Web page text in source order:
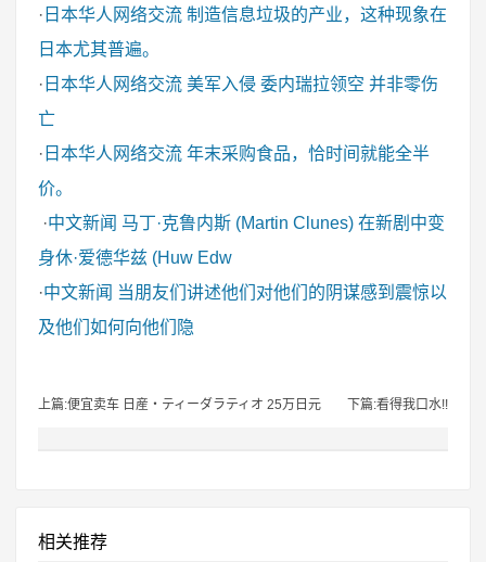
· 日本华人网络交流 制造信息垃圾的产业，这种现象在
日本尤其普遍。
· 日本华人网络交流 美军入侵 委内瑞拉领空 并非零伤
亡
· 日本华人网络交流 年末采购食品，恰时间就能全半
价。
·中文新闻 马丁·克鲁内斯 (Martin Clunes) 在新剧中变
身休·爱德华兹 (Huw Edw
·中文新闻 当朋友们讲述他们对他们的阴谋感到震惊以
及他们如何向他们隐
上篇:便宜卖车 日産・ティーダラティオ 25万日元 下篇:看得我口水!!
相关推荐